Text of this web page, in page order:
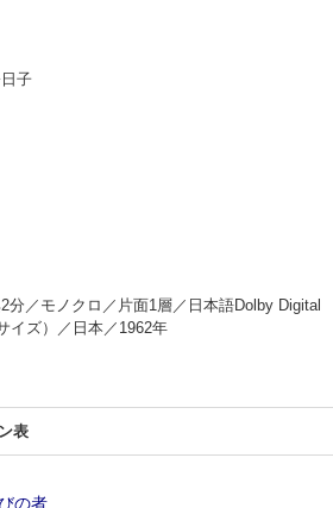
子
分／モノクロ／片面1層／日本語Dolby Digital
イズ）／日本／1962年
表
の者